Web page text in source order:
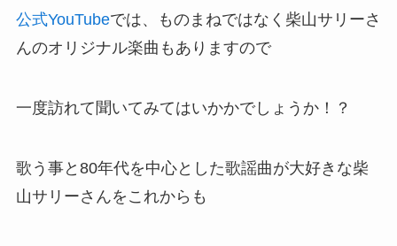
公式YouTubeでは、ものまねではなく柴山サリーさ
んのオリジナル楽曲もありますので
一度訪れて聞いてみてはいかかでしょうか！？
歌う事と80年代を中心とした歌謡曲が大好きな柴
山サリーさんをこれからも